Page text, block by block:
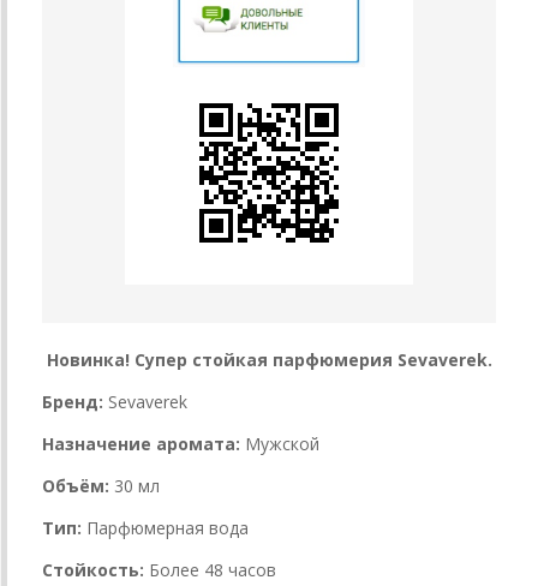
Новинка! Супер стойкая парфюмерия Sevaverek.
Бренд: Sevaverek
Назначение аромата: Мужской
Объём: 30 мл
Тип: Парфюмерная вода
Стойкость: Более 48 часов